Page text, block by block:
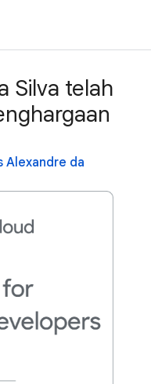
Silva telah
Alexandre da